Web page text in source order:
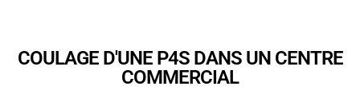
COULAGE D'UNE P4S DANS UN CENTRE
COMMERCIAL